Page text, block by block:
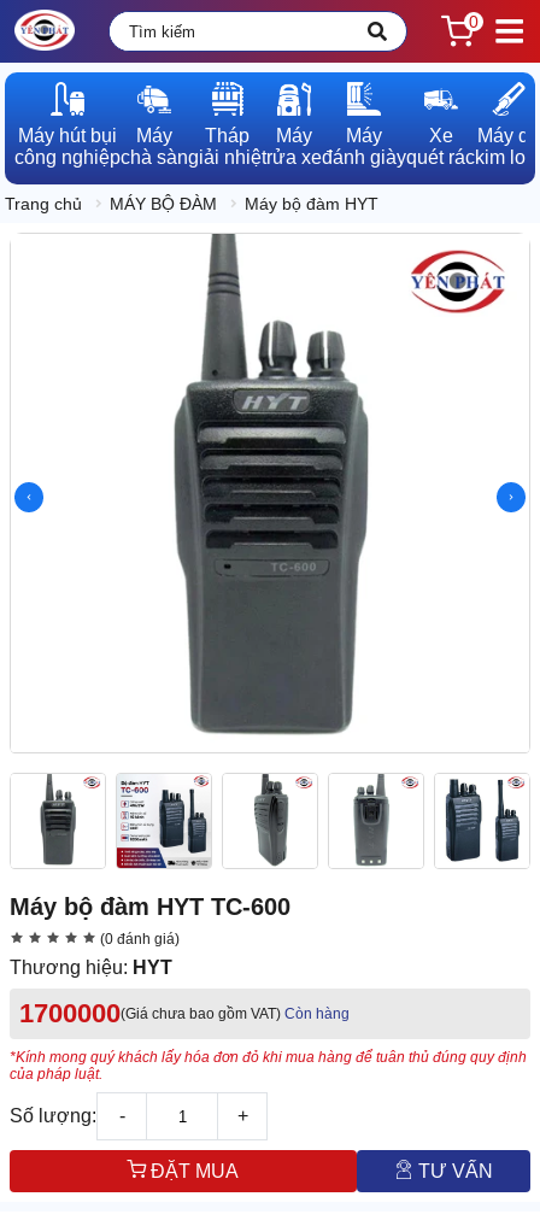
0
Máy hút bụi
công nghiệp
Máy
chà sàn
Tháp
giải nhiệt
Máy
rửa xe
Máy
đánh giày
Xe
quét rác
Máy dò
kim loại
Trang chủ MÁY BỘ ĐÀM Máy bộ đàm HYT
Máy bộ đàm HYT TC-600
(0 đánh giá)
Thương hiệu: HYT
1700000(Giá chưa bao gồm VAT) Còn hàng
*Kính mong quý khách lấy hóa đơn đỏ khi mua hàng để tuân thủ đúng quy định
của pháp luật.
Số lượng: - +
ĐẶT MUA TƯ VẤN